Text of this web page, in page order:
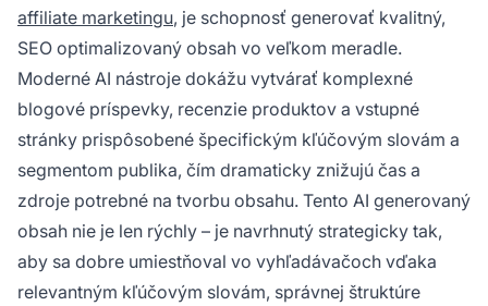
affiliate marketingu, je schopnosť generovať kvalitný,
SEO optimalizovaný obsah vo veľkom meradle.
Moderné AI nástroje dokážu vytvárať komplexné
blogové príspevky, recenzie produktov a vstupné
stránky prispôsobené špecifickým kľúčovým slovám a
segmentom publika, čím dramaticky znižujú čas a
zdroje potrebné na tvorbu obsahu. Tento AI generovaný
obsah nie je len rýchly – je navrhnutý strategicky tak,
aby sa dobre umiestňoval vo vyhľadávačoch vďaka
relevantným kľúčovým slovám, správnej štruktúre